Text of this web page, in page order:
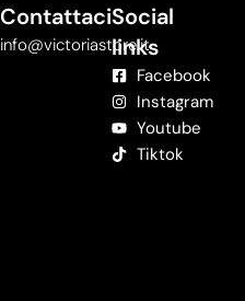
Contattaci
info@victoriastore.it
Social
links
Facebook
Instagram
Youtube
Tiktok